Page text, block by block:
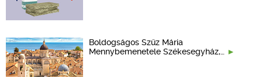
Boldogságos Szűz Mária
Mennybemenetele Székesegyház,…